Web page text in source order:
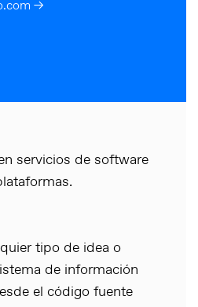
→
servicios de software
tipo de idea o
de información
el código fuente